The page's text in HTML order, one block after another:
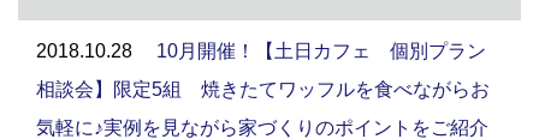
2018.10.28
10月開催！【土日カフェ 個別プラン
相談会】限定5組 焼きたてワッフルを食べながらお
気軽に♪実例を見ながら家づくりのポイントをご紹介